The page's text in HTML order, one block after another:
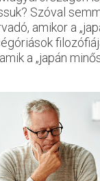
Szóval
amikor a
a „japán